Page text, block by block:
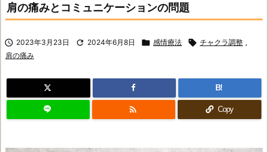

肩の痛みとコミュニケーションの問題
 2023年3月23日  2024年6月8日  感情療法  チャクラ調整 ,
肩の痛み
B!
 Copy